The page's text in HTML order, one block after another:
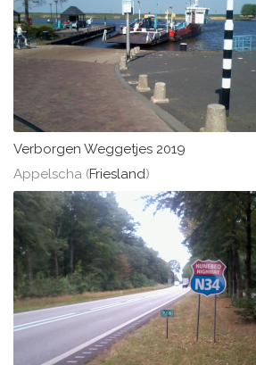
Verborgen Weggetjes 2019
Appelscha (Friesland)